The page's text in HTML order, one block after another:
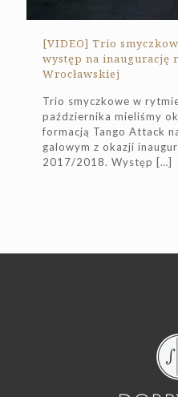
[VIDEO] Trio
występ na inaugurację
Wrocławskiej
Trio smyczkowe w
października mieliśmy
formacją Tango Attack
galowym z okazji
2017/2018. Występ […]